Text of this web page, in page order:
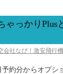
ゃっかりPlus
会社なび！激安飛行
約分からオプシ